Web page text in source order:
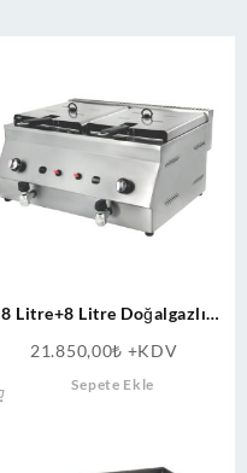
8 Litre+8 Litre Doğalgazlı
21.850,00₺ +KDV
Sepete Ekle